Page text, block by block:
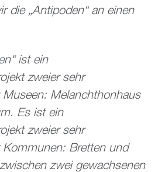
die „Antipoden“ an einen
ist ein
zweier sehr
Museen: Melanchthonhaus
Es ist ein
zweier sehr
Kommunen: Bretten und
zwei gewachsenen